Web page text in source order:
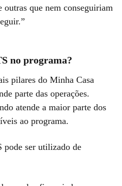
outras que nem conseguiriam
no programa?
pilares do Minha Casa
parte das operações.
atende a maior parte dos
ao programa.
pode ser utilizado de